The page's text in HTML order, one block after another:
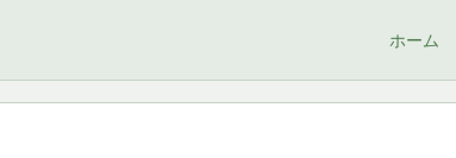
ホーム